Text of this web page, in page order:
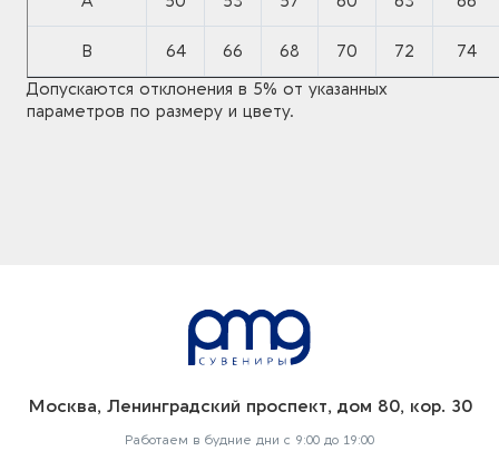
B 64 66 68 70 72
74
Допускаются отклонения в 5% от указанных
параметров по размеру и цвету.
Москва, Ленинградский проспект, дом 80, кор. 30
Работаем в будние дни с 9:00 до 19:00